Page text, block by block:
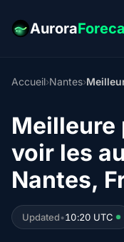
Aurora
Accueil›Nantes›
Meilleure
voir les
Nantes,
Updated•10:20 UTC